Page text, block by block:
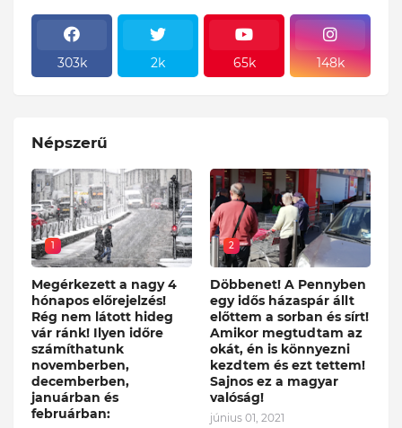
303k 2k 65k 148k
Népszerű
1
Megérkezett a nagy 4
hónapos előrejelzés!
Rég nem látott hideg
vár ránk! Ilyen időre
számíthatunk
novemberben,
decemberben,
januárban és
februárban:
2
Döbbenet! A Pennyben
egy idős házaspár állt
előttem a sorban és sírt!
Amikor megtudtam az
okát, én is könnyezni
kezdtem és ezt tettem!
Sajnos ez a magyar
valóság!
június 01, 2021